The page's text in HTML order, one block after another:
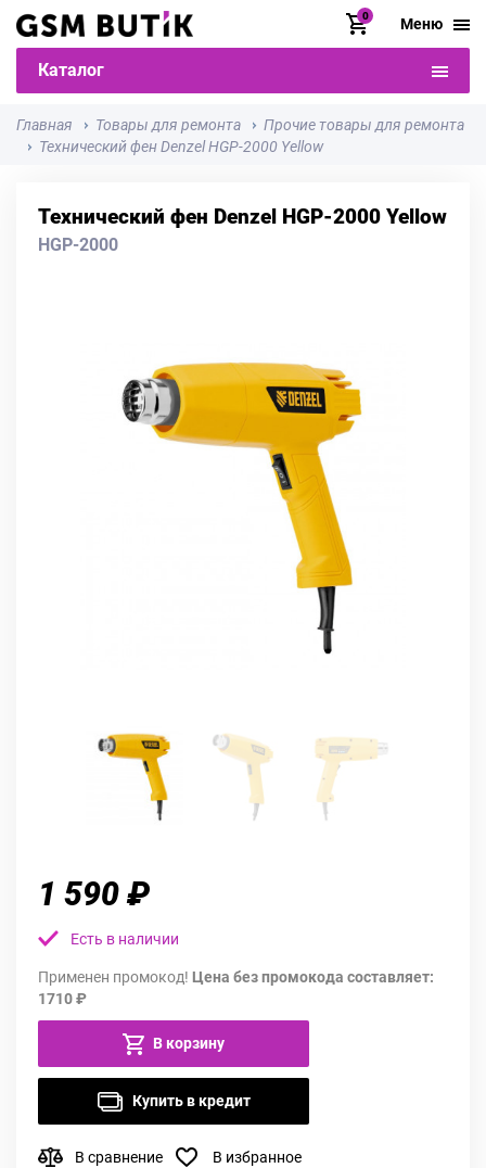
0 Меню
Каталог
Главная Товары для ремонта
Прочие товары для ремонта
Технический фен Denzel HGP-2000 Yellow
Технический фен Denzel HGP-2000 Yellow
HGP-2000
1 590 ₽
Есть в наличии
Применен промокод! Цена без промокода составляет:
1710 ₽
В корзину
Купить в кредит
В сравнение В избранное